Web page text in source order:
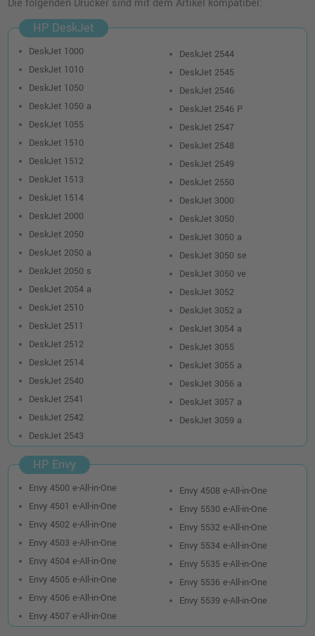
farbig (CMY)
zzgl. Versand
Kompatibles XL-Druckerpatronen
Doppelpack ersetzt HP 301XL (D8J46AE) ·
HP 301 Druckerpatrone (CH562EE) · 3-
28,99 €
inkl. MwSt. zzgl. Versand
Kompatible Druckerpatrone ersetzt HP 301
(CH562EE) · 3-farbig (CMY)
zzgl. Versand
Kompatible Druckerpatrone ersetzt HP
301XL (CH563EE) · Schwarz
33,99 €
inkl. MwSt.zzgl. Versand
Kompatible Druckerpatrone ersetzt HP
301XL (CH564EE) · 3-farbig (CMY)
22,99 €
inkl. MwSt.
Die folgenden Drucker sind mit dem Artikel kompatibel:
HP DeskJet
DeskJet 1000
DeskJet 1010
DeskJet 1050
DeskJet 1050 a
DeskJet 1055
DeskJet 1510
DeskJet 1512
DeskJet 1513
DeskJet 1514
DeskJet 2000
DeskJet 2050
DeskJet 2050 a
DeskJet 2050 s
DeskJet 2054 a
DeskJet 2510
DeskJet 2511
DeskJet 2512
DeskJet 2514
DeskJet 2540
DeskJet 2541
DeskJet 2542
DeskJet 2543
DeskJet 2544
DeskJet 2545
DeskJet 2546
DeskJet 2546 P
DeskJet 2547
DeskJet 2548
DeskJet 2549
DeskJet 2550
DeskJet 3000
DeskJet 3050
DeskJet 3050 a
DeskJet 3050 se
DeskJet 3050 ve
DeskJet 3052
DeskJet 3052 a
DeskJet 3054 a
DeskJet 3055
DeskJet 3055 a
DeskJet 3056 a
DeskJet 3057 a
DeskJet 3059 a
HP Envy
Envy 4500 e-All-in-One
Envy 4501 e-All-in-One
Envy 4502 e-All-in-One
Envy 4503 e-All-in-One
Envy 4504 e-All-in-One
Envy 4505 e-All-in-One
Envy 4506 e-All-in-One
Envy 4507 e-All-in-One
Envy 4508 e-All-in-One
Envy 5530 e-All-in-One
Envy 5532 e-All-in-One
Envy 5534 e-All-in-One
Envy 5535 e-All-in-One
Envy 5536 e-All-in-One
Envy 5539 e-All-in-One